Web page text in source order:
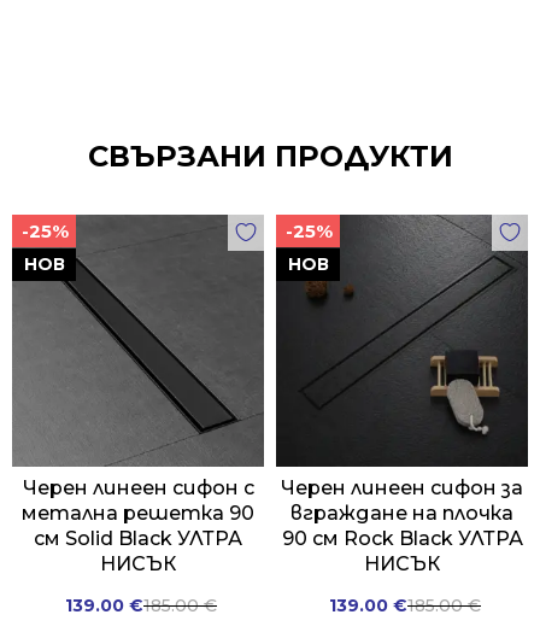
СВЪРЗАНИ ПРОДУКТИ
НОВ
-25%
Черен линеен сифон с
метална решетка 90
см Solid Black УЛТРА
НИСЪК
185.00€
Original
139.00 €Current
НОВ
-25%
Черен линеен сифон за
вграждане на плочка
90 см Rock Black УЛТРА
НИСЪК
185.00€
Original
139.00 €Current